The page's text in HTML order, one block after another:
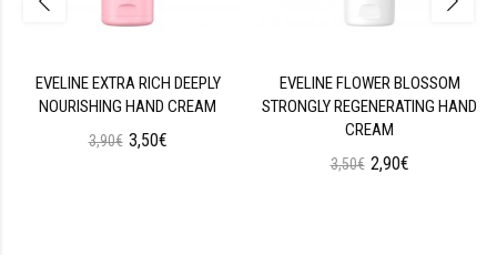
EVELINE EXTRA RICH DEEPLY
NOURISHING HAND CREAM
3,90€ 3,50€
EVELINE FLOWER BLOSSOM
STRONGLY REGENERATING HAND
CREAM
3,50€ 2,90€